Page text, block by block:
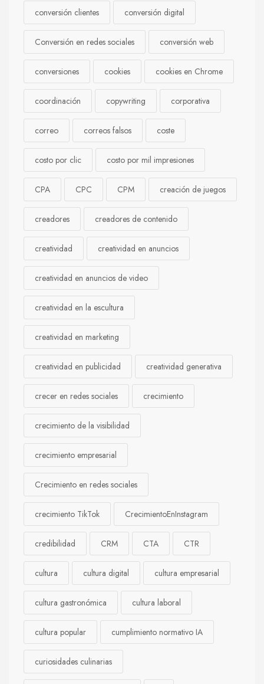
conversión clientes conversión digital
Conversión en redes sociales conversión web
conversiones cookies cookies en Chrome
coordinación copywriting corporativa
correo correos falsos coste
costo por clic costo por mil impresiones
CPA CPC CPM creación de juegos
creadores creadores de contenido
creatividad creatividad en anuncios
creatividad en anuncios de video
creatividad en la escultura
creatividad en marketing
creatividad en publicidad creatividad generativa
crecer en redes sociales crecimiento
crecimiento de la visibilidad
crecimiento empresarial
Crecimiento en redes sociales
crecimiento TikTok CrecimientoEnInstagram
credibilidad CRM CTA CTR
cultura cultura digital cultura empresarial
cultura gastronómica cultura laboral
cultura popular cumplimiento normativo IA
curiosidades culinarias